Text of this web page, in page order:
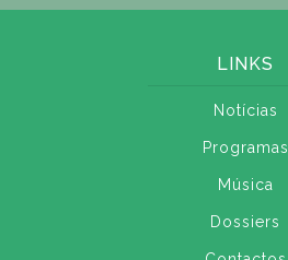
LINKS
Notícias
Programas
Música
Dossiers